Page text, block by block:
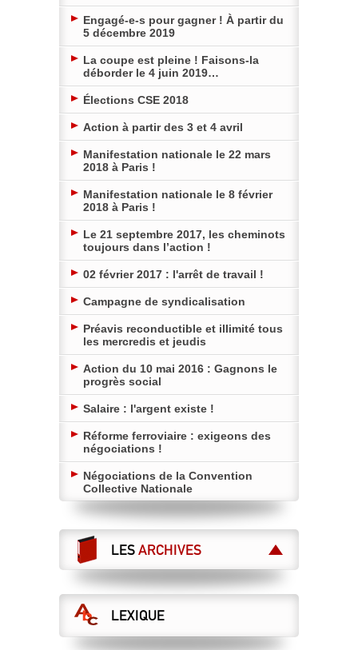
Engagé-e-s pour gagner ! À partir du
5 décembre 2019
La coupe est pleine ! Faisons-la
déborder le 4 juin 2019…
Élections CSE 2018
Action à partir des 3 et 4 avril
Manifestation nationale le 22 mars
2018 à Paris !
Manifestation nationale le 8 février
2018 à Paris !
Le 21 septembre 2017, les cheminots
toujours dans l’action !
02 février 2017 : l'arrêt de travail !
Campagne de syndicalisation
Préavis reconductible et illimité tous
les mercredis et jeudis
Action du 10 mai 2016 : Gagnons le
progrès social
Salaire : l'argent existe !
Réforme ferroviaire : exigeons des
négociations !
Négociations de la Convention
Collective Nationale
LESARCHIVES
LEXIQUE